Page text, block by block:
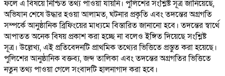
ফলে এ বিষয়ে নিশ্চিত তথ্য পাওয়া যায়নি। পুলিশের সংশ্লিষ্ট সূত্র জানিয়েছে,
অভিযান শেষে উদ্ধার হওয়া আলামত, ঘটনার প্রকৃতি এবং তদন্তের অগ্রগতি
সম্পর্কে আনুষ্ঠানিক ব্রিফিংয়ের মাধ্যমে বিস্তারিত জানানো হবে। তদন্তের স্বার্থে
আপাতত অনেক বিষয় প্রকাশ করা হচ্ছে না বলেও ইঙ্গিত দিয়েছে সংশ্লিষ্ট
সূত্র। উল্লেখ্য, এই প্রতিবেদনটি প্রাথমিক তথ্যের ভিত্তিতে প্রস্তুত করা হয়েছে।
পুলিশের আনুষ্ঠানিক বক্তব্য, জব্দ তালিকা এবং তদন্তের অগ্রগতির ভিত্তিতে
নতুন তথ্য পাওয়া গেলে সংবাদটি হালনাগাদ করা হবে।